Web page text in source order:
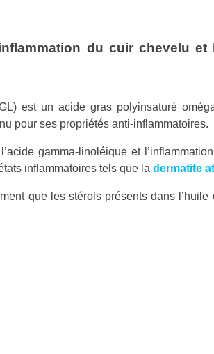
du cuir chevelu et
est un acide gras polyinsaturé
pour ses propriétés anti-inflammatoires.
gamma-linoléique et
inflammatoires tels que la dermatite
que les stérols présents dans l’huile